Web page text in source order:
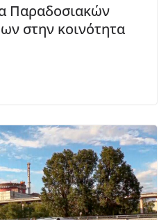
Παραδοσιακών
στην κοινότητα